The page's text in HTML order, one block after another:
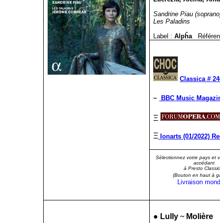
Sandrine Piau
Les Paladins
Label :Alpĥa
Classica #
~ BBC Music
Ξ
Ξ Ionarts (01/2022)
Sélectionnez votre pays et
accédant
à Presto
(Bouton en haut à
Livraison
● Lully~ Molière